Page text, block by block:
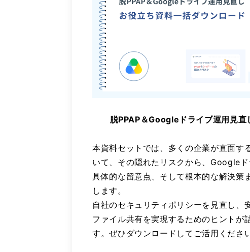
脱PPAP＆Googleドライブ運用見直
本資料セットでは、多くの企業が直面す
いて、その隠れたリスクから、Google
具体的な留意点、そして根本的な解決策
します。
自社のセキュリティポリシーを見直し、
ファイル共有を実現するためのヒントが
す。ぜひダウンロードしてご活用ください